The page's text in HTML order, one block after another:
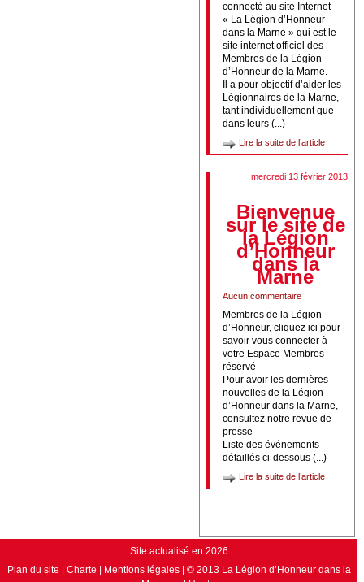
connecté au site Internet
« La Légion d’Honneur
dans la Marne » qui est le
site internet officiel des
Membres de la Légion
d’Honneur de la Marne.
Il a pour objectif d’aider les
Légionnaires de la Marne,
tant individuellement que
dans leurs (...)
Lire la suite de l’article
mercredi 13 février 2013
Bienvenue
sur le site de
la Légion
d’Honneur
dans la
Marne
Aucun commentaire
Membres de la Légion
d’Honneur, cliquez ici pour
savoir vous connecter à
votre Espace Membres
réservé
Pour avoir les dernières
nouvelles de la Légion
d’Honneur dans la Marne,
consultez notre revue de
presse
Liste des événements
détaillés ci-dessous (...)
Lire la suite de l’article
Site actualisé en 2026
Plan du site
Charte Mentions légales| © 2013 La Légion d’Honneur dans la